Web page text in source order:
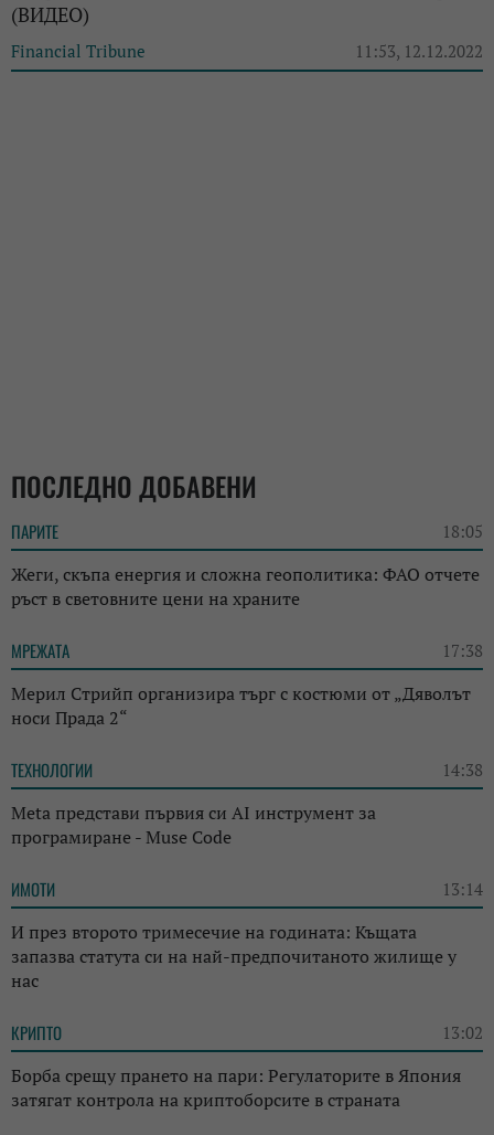
(ВИДЕО)
Financial Tribune 11:53, 12.12.2022
ПОСЛЕДНО ДОБАВЕНИ
ПАРИТЕ 18:05
Жеги, скъпа енергия и сложна геополитика: ФАО отчете
ръст в световните цени на храните
МРЕЖАТА 17:38
Мерил Стрийп организира търг с костюми от „Дяволът
носи Прада 2“
ТЕХНОЛОГИИ 14:38
Meta представи първия си AI инструмент за
програмиране - Muse Code
ИМОТИ 13:14
И през второто тримесечие на годината: Къщата
запазва статута си на най-предпочитаното жилище у
нас
КРИПТО 13:02
Борба срещу прането на пари: Регулаторите в Япония
затягат контрола на криптоборсите в страната